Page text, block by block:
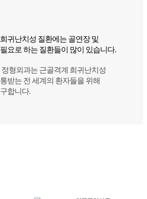
귀난치성 질환에는 골연장 및
요로 하는 질환들이 많이 있습니다.
정형외과는 근골격계 희귀난치성
받는 전 세계의 환자들을 위해
합니다.